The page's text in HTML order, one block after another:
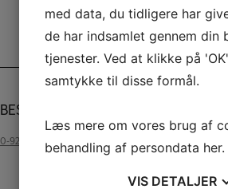
Blå
Beskrivelse
Yderligere
BESKRIVELSE
0-
med data, du tidligere har
de har indsamlet gennem din
tjenester. Ved at klikke på
samtykke til disse formål.
Læs mere om vores brug af
behandling af persondata her.
VIS DETALJER